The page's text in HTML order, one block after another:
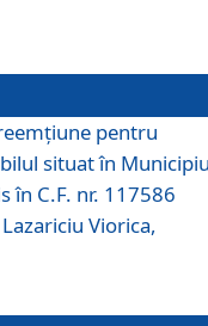
pentru
situat în
în C.F. nr. 117586
Viorica,